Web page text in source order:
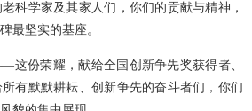
科学家及其家人们，你们的贡献与精神，
最坚实的基座。
这份荣耀，献给全国创新争先奖获得者、
有默默耕耘、创新争先的奋斗者们，你们